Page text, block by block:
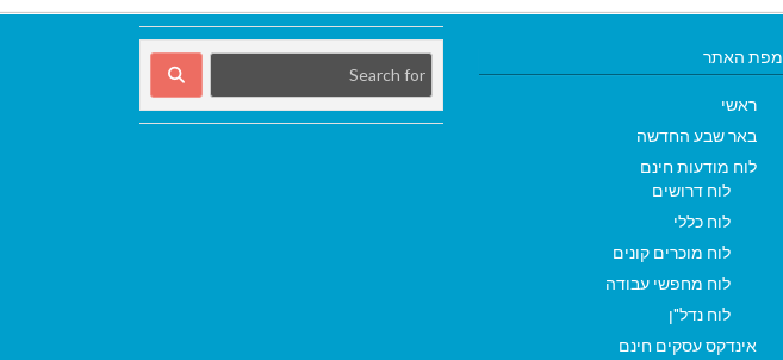
מפת האתר
ראשי
באר שבע החדשה
לוח מודעות חינם
לוח דרושים
לוח כללי
לוח מוכרים קונים
לוח מחפשי עבודה
לוח נדל"ן
אינדקס עסקים חינם